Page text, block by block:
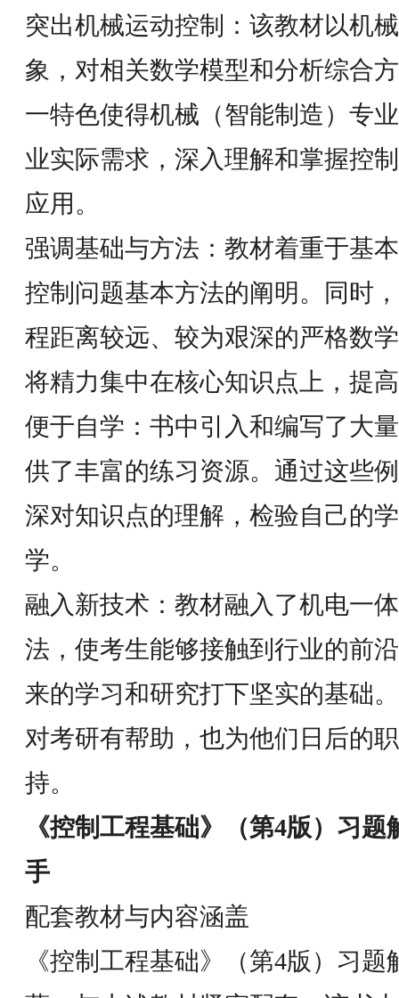
突出机械运动控制：该教材以机
象，对相关数学模型和分析综合
一特色使得机械（智能制造）专
业实际需求，深入理解和掌握控
应用。
强调基础与方法：教材着重于基
控制问题基本方法的阐明。同时
程距离较远、较为艰深的严格数
将精力集中在核心知识点上，提
便于自学：书中引入和编写了大
供了丰富的练习资源。通过这些
深对知识点的理解，检验自己的
学。
融入新技术：教材融入了机电一
法，使考生能够接触到行业的前
来的学习和研究打下坚实的基础
对考研有帮助，也为他们日后的
持。
《控制工程基础》（第4版）习
手
配套教材与内容涵盖
《控制工程基础》（第4版）习